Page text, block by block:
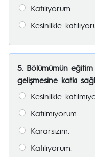
Katılıyorum.
Kesinlikle
5. Bölümümün
gelişmesine katkı
Kesinlikle
Katılmıyorum.
Kararsızım.
Katılıyorum.